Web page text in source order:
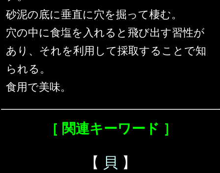
砂泥の底に垂直に穴を掘って棲む。
穴の中に食塩を入れると飛び出す習性が
あり、それを利用して採取することで知
られる。
食用で美味。
［ 関連キーワード ］
【 貝 】